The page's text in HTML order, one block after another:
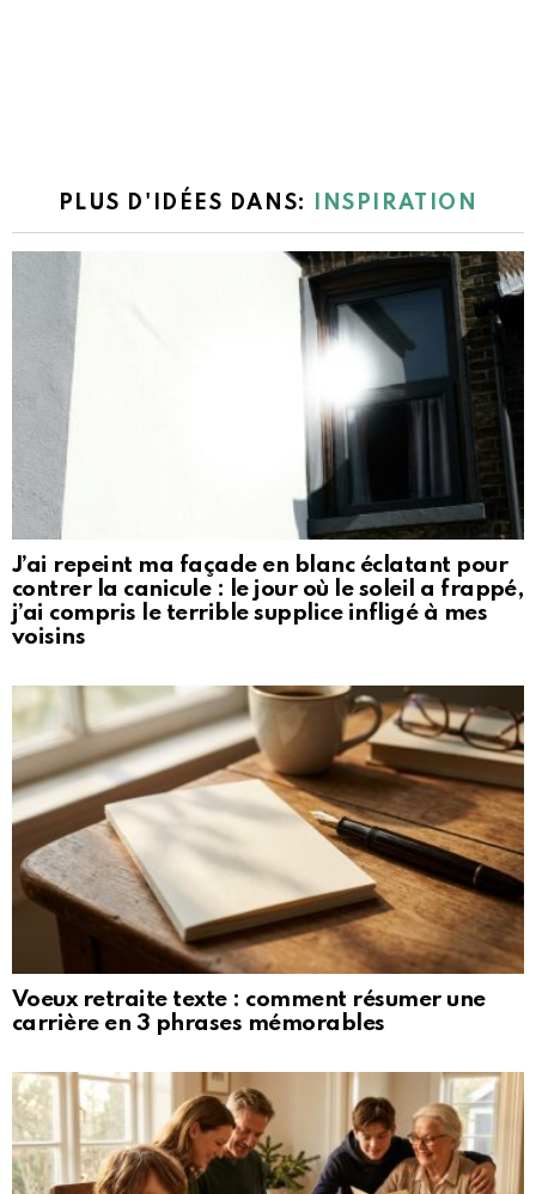
PLUS D'IDÉES DANS: INSPIRATION
J’ai repeint ma façade en blanc éclatant pour
contrer la canicule : le jour où le soleil a frappé,
j’ai compris le terrible supplice infligé à mes
voisins
Voeux retraite texte : comment résumer une
carrière en 3 phrases mémorables